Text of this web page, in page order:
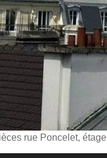
rue Poncelet,